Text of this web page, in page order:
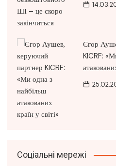
Єгор
KICRF:
Соціальні мережі